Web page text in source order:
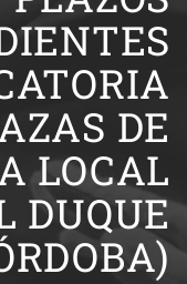
DE
LOCAL
DUQUE